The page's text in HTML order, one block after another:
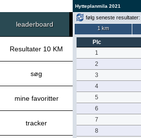
Hytteplanmila 2021
leaderboard
Resultater 10 KM
søg
mine favoritter
tracker
følg seneste resultater:
1 km
Plc
1
2
3
4
5
6
7
8